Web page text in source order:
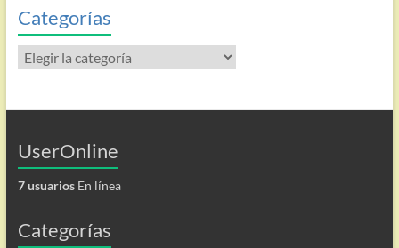
Categorías
Categorías
UserOnline
7 usuariosEn línea
Categorías